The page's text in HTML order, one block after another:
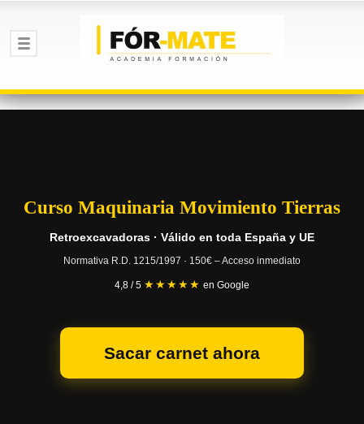
Curso Maquinaria Movimiento Tierras
Retroexcavadoras · Válido en toda España y UE
Normativa R.D. 1215/1997 · 150€ – Acceso inmediato
4,8 / 5 ★★★★★ en Google
Sacar carnet ahora